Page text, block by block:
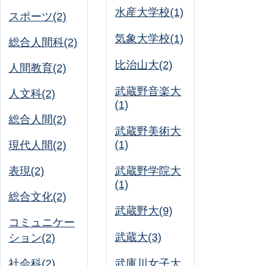
スポーツ(2)
総合人間科(2)
人間教育(2)
人文科(2)
総合人間(2)
現代人間(2)
表現(2)
総合文化(2)
コミュニケー
ション(2)
社会科(2)
水産大学校(1)
気象大学校(1)
比治山大(2)
武蔵野音楽大
(1)
武蔵野美術大
(1)
武蔵野学院大
(1)
武蔵野大(9)
武蔵大(3)
武庫川女子大